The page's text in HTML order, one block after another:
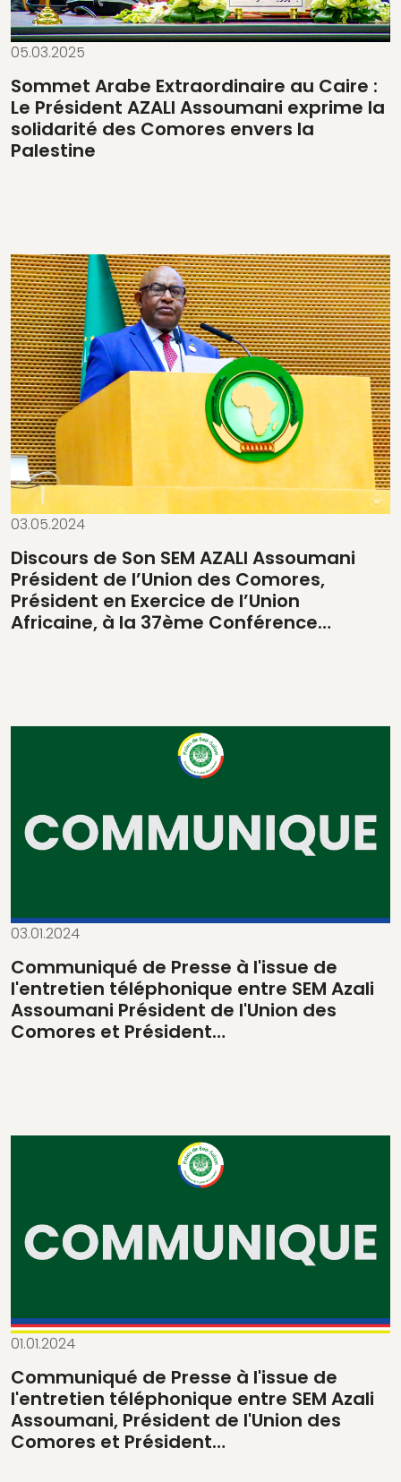
05.03.2025
Sommet Arabe Extraordinaire au Caire :
Le Président AZALI Assoumani exprime la
solidarité des Comores envers la
Palestine
03.05.2024
Discours de Son SEM AZALI Assoumani
Président de l’Union des Comores,
Président en Exercice de l’Union
Africaine, à la 37ème Conférence…
03.01.2024
Communiqué de Presse à l'issue de
l'entretien téléphonique entre SEM Azali
Assoumani Président de l'Union des
Comores et Président…
01.01.2024
Communiqué de Presse à l'issue de
l'entretien téléphonique entre SEM Azali
Assoumani, Président de l'Union des
Comores et Président…